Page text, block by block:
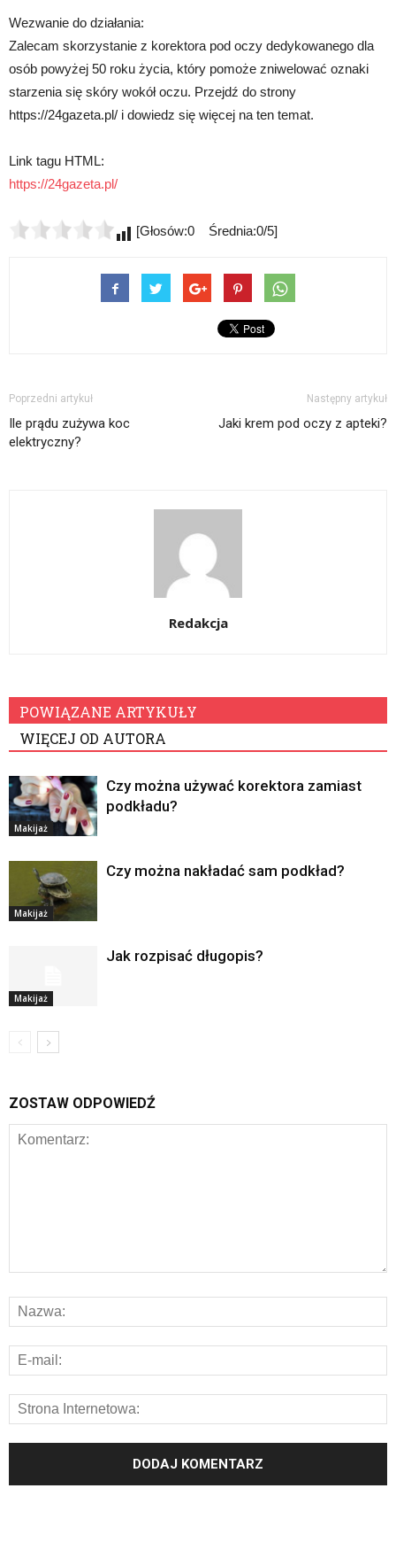
Wezwanie do działania:
Zalecam skorzystanie z korektora pod oczy dedykowanego dla
osób powyżej 50 roku życia, który pomoże zniwelować oznaki
starzenia się skóry wokół oczu. Przejdź do strony
https://24gazeta.pl/ i dowiedz się więcej na ten temat.
Link tagu HTML:
https://24gazeta.pl/
[Głosów:0 Średnia:0/5]
Poprzedni artykuł
Ile prądu zużywa koc
elektryczny?
Następny artykuł
Jaki krem pod oczy z apteki?
Redakcja
POWIĄZANE ARTYKUŁY
WIĘCEJ OD AUTORA
Makijaż
Czy można używać korektora zamiast
podkładu?
Makijaż
Czy można nakładać sam podkład?
Makijaż
Jak rozpisać długopis?
ZOSTAW ODPOWIEDŹ